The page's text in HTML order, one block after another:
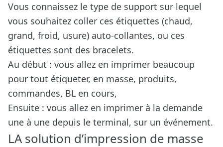
Vous connaissez le type de support sur lequel
vous souhaitez coller ces étiquettes (chaud,
grand, froid, usure) auto-collantes, ou ces
étiquettes sont des bracelets.
Au début : vous allez en imprimer beaucoup
pour tout étiqueter, en masse, produits,
commandes, BL en cours,
Ensuite : vous allez en imprimer à la demande
une à une depuis le terminal, sur un événement.
LA solution d’impression de masse